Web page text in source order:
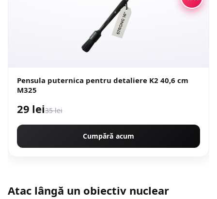
Pensula puternica pentru detaliere K2 40,6 cm
M325
29 lei35 lei
Cumpără acum
Atac lângă un obiectiv nuclear